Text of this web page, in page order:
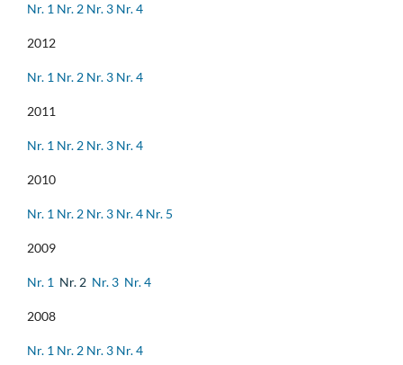
Nr. 1 Nr. 2 Nr. 3 Nr. 4
2012
Nr. 1 Nr. 2 Nr. 3 Nr. 4
2011
Nr. 1 Nr. 2 Nr. 3 Nr. 4
2010
Nr. 1 Nr. 2 Nr. 3 Nr. 4 Nr. 5
2009
Nr. 1 Nr. 2 Nr. 3 Nr. 4
2008
Nr. 1 Nr. 2 Nr. 3 Nr. 4